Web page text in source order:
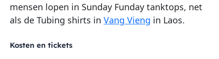
mensen lopen in Sunday Funday tanktops, net
als de Tubing shirts in Vang Vieng in Laos.
Kosten en tickets